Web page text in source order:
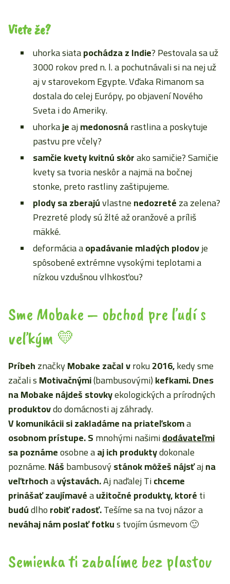
Viete že?
uhorka siatapochádza z Indie? Pestovala sa už
3000 rokov pred n. l. a pochutnávali si na nej už
aj v starovekom Egypte. Vďaka Rimanom sa
dostala do celej Európy, po objavení Nového
Sveta i do Ameriky.
uhorkajeajmedonosnárastlina a poskytuje
pastvu pre včely?
samčie kvety kvitnú skôrako samičie? Samičie
kvety sa tvoria neskôr a najmä na bočnej
stonke, preto rastliny zaštipujeme.
plody sa zberajúvlastnenedozretéza zelena?
Prezreté plody sú žlté až oranžové a príliš
mäkké.
deformácia aopadávanie mladých plodovje
spôsobené extrémne vysokými teplotami a
nízkou vzdušnou vlhkosťou?
Sme Mobake – obchod pre ľudí s
veľkým 💛
PríbehznačkyMobake začalvroku2016,kedy sme
začali sMotivačnými(bambusovými)kefkami. Dnes
na Mobake nájdeš stovkyekologických a prírodných
produktovdo domácnosti aj záhrady.
V komunikáciisi zakladámena priateľskoma
osobnom prístupe. Smnohými našimidodávateľmi
sa poznámeosobne aaj ich produktydokonale
poznáme.Nášbambusovýstánok môžeš nájsťajna
veľtrhochavýstavách.Aj naďalej Tichceme
prinášaťzaujímavéaužitočné produkty, ktoréti
budúdlhorobiť radosť.Tešíme sa na tvoj názor a
neváhaj nám poslať fotkus tvojím úsmevom 🙂
Semienka ti zabalíme bez plastov